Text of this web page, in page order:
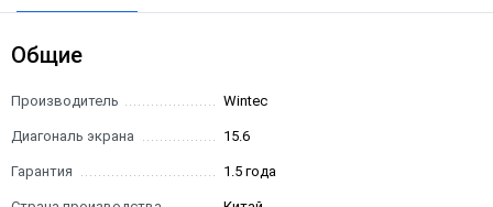
Общие
Производитель Wintec
Диагональ экрана 15.6
Гарантия 1.5 года